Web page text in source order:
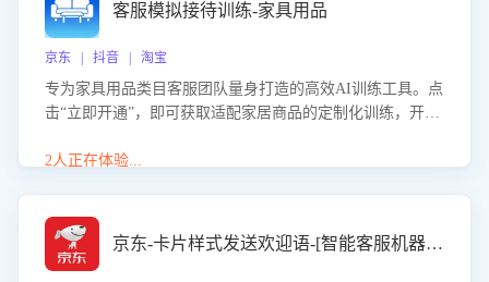
客服模拟接待训练-家具用品
京东 | 抖音 | 淘宝
专为家具用品类目客服团队量身打造的高效AI训练工具。点
击“立即开通”，即可获取适配家居商品的定制化训练，开启
能、尺寸参数咨询等高频场景下的专业应对能力。
2人正在体验...
京东-卡片样式发送欢迎语-[智能客服机器人]